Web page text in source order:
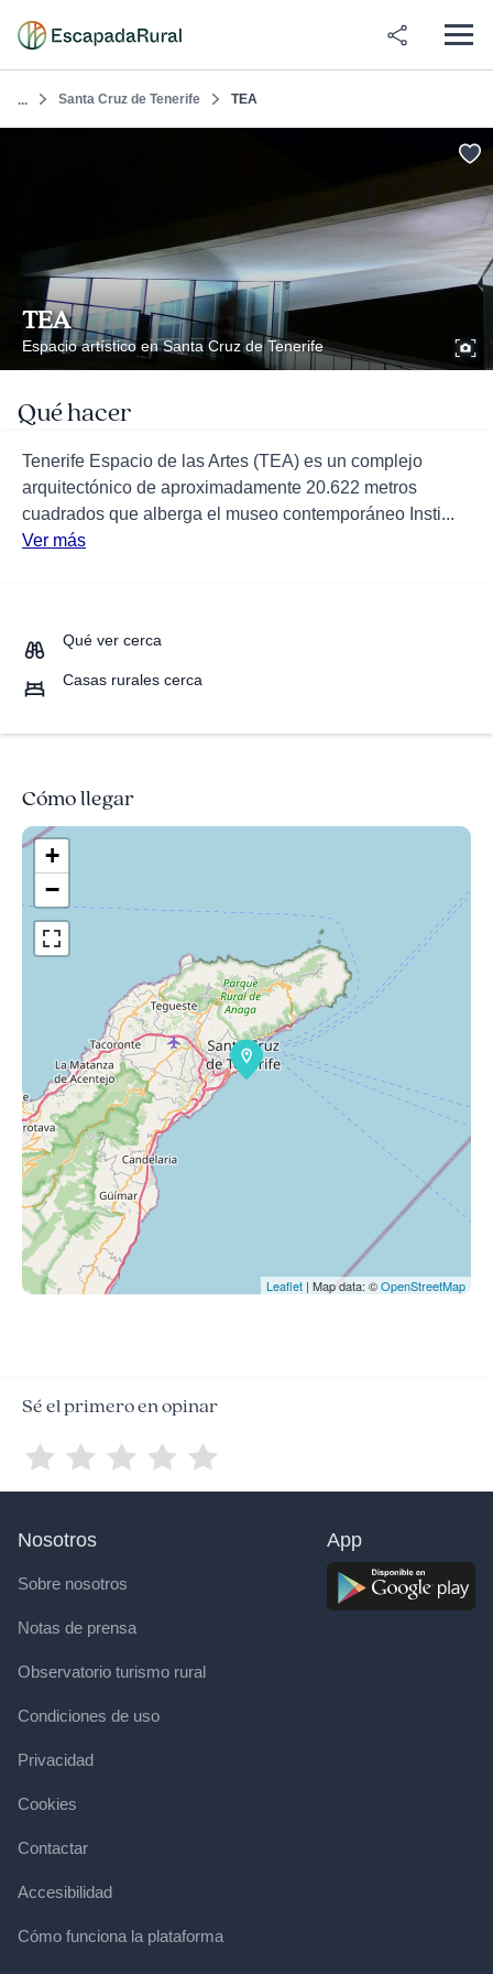
... Santa Cruz de Tenerife TEA
TEA
Espacio artístico en Santa Cruz de Tenerife
Qué hacer
Tenerife Espacio de las Artes (TEA) es un complejo
arquitectónico de aproximadamente 20.622 metros
cuadrados que alberga el museo contemporáneo Insti...
Ver más
Qué ver cerca
Casas rurales cerca
Cómo llegar
+
−
Leaflet | Map data: ©OpenStreetMap
Sé el primero en opinar
Nosotros
Sobre nosotros
Notas de prensa
Observatorio turismo rural
Condiciones de uso
Privacidad
Cookies
Contactar
Accesibilidad
Cómo funciona la plataforma
App